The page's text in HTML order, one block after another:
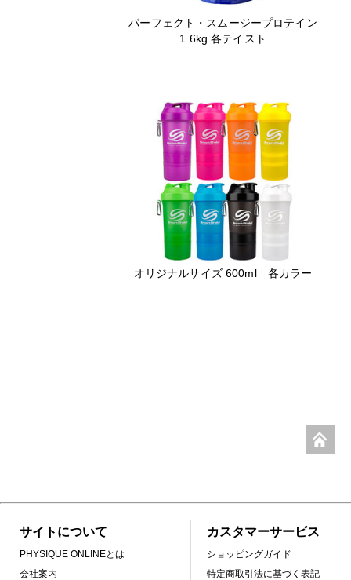
パーフェクト・スムージープロテイン
1.6kg 各テイスト
オリジナルサイズ 600ml 各カラー
サイトについて
PHYSIQUE ONLINEとは
会社案内
カスタマーサービス
ショッピングガイド
特定商取引法に基づく表記